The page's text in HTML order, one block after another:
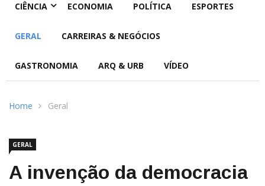
CIÊNCIA ECONOMIA POLÍTICA ESPORTES
GERAL CARREIRAS & NEGÓCIOS
GASTRONOMIA ARQ & URB VÍDEO
Home Geral
GERAL
A invenção da democracia